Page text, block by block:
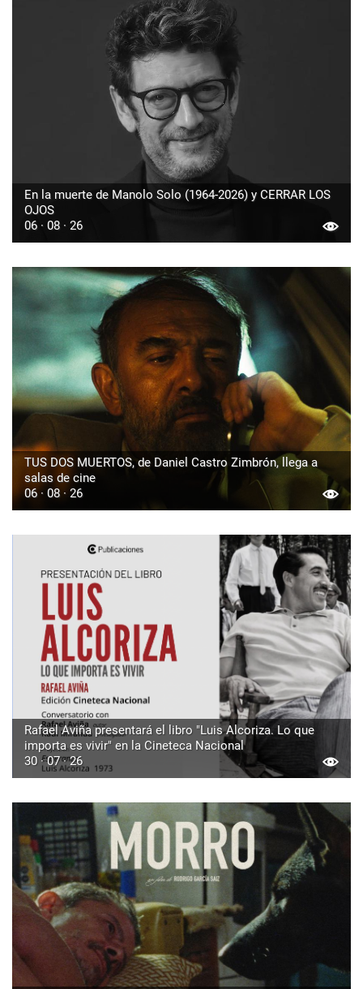
En la muerte de Manolo Solo (1964-2026) y CERRAR LOS
OJOS
06 · 08 · 26
TUS DOS MUERTOS, de Daniel Castro Zimbrón, llega a
salas de cine
06 · 08 · 26
Rafael Aviña presentará el libro "Luis Alcoriza. Lo que
importa es vivir" en la Cineteca Nacional
30 · 07 · 26